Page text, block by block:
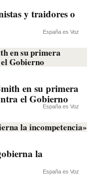
y traidores o
España es Voz
en su primera
el Gobierno
España es Voz
la
España es Voz